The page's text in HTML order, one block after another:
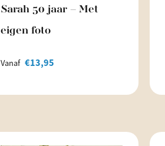
Sarah 50 jaar – Met
eigen foto
Vanaf €13,95